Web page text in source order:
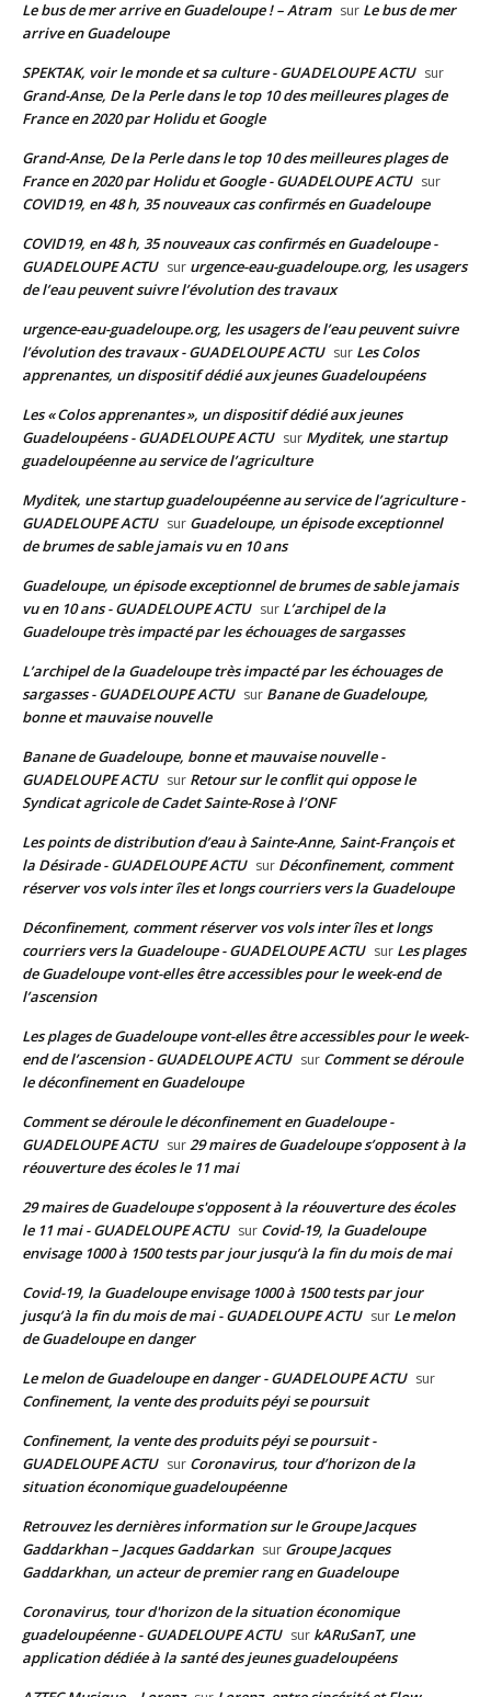
Le bus de mer arrive en Guadeloupe ! – Atram sur Le bus de mer
arrive en Guadeloupe
SPEKTAK, voir le monde et sa culture - GUADELOUPE ACTU sur
Grand-Anse, De la Perle dans le top 10 des meilleures plages de
France en 2020 par Holidu et Google
Grand-Anse, De la Perle dans le top 10 des meilleures plages de
France en 2020 par Holidu et Google - GUADELOUPE ACTU sur
COVID19, en 48 h, 35 nouveaux cas confirmés en Guadeloupe
COVID19, en 48 h, 35 nouveaux cas confirmés en Guadeloupe -
GUADELOUPE ACTU sur urgence-eau-guadeloupe.org, les usagers
de l’eau peuvent suivre l’évolution des travaux
urgence-eau-guadeloupe.org, les usagers de l’eau peuvent suivre
l’évolution des travaux - GUADELOUPE ACTU sur Les Colos
apprenantes, un dispositif dédié aux jeunes Guadeloupéens
Les « Colos apprenantes », un dispositif dédié aux jeunes
Guadeloupéens - GUADELOUPE ACTU sur Myditek, une startup
guadeloupéenne au service de l’agriculture
Myditek, une startup guadeloupéenne au service de l’agriculture -
GUADELOUPE ACTU sur Guadeloupe, un épisode exceptionnel
de brumes de sable jamais vu en 10 ans
Guadeloupe, un épisode exceptionnel de brumes de sable jamais
vu en 10 ans - GUADELOUPE ACTU sur L’archipel de la
Guadeloupe très impacté par les échouages de sargasses
L’archipel de la Guadeloupe très impacté par les échouages de
sargasses - GUADELOUPE ACTU sur Banane de Guadeloupe,
bonne et mauvaise nouvelle
Banane de Guadeloupe, bonne et mauvaise nouvelle -
GUADELOUPE ACTU sur Retour sur le conflit qui oppose le
Syndicat agricole de Cadet Sainte-Rose à l’ONF
Les points de distribution d’eau à Sainte-Anne, Saint-François et
la Désirade - GUADELOUPE ACTU sur Déconfinement, comment
réserver vos vols inter îles et longs courriers vers la Guadeloupe
Déconfinement, comment réserver vos vols inter îles et longs
courriers vers la Guadeloupe - GUADELOUPE ACTU sur Les plages
de Guadeloupe vont-elles être accessibles pour le week-end de
l’ascension
Les plages de Guadeloupe vont-elles être accessibles pour le week-
end de l’ascension - GUADELOUPE ACTU sur Comment se déroule
le déconfinement en Guadeloupe
Comment se déroule le déconfinement en Guadeloupe -
GUADELOUPE ACTU sur29 maires de Guadeloupe s’opposent à la
réouverture des écoles le 11 mai
29 maires de Guadeloupe s'opposent à la réouverture des écoles
le 11 mai - GUADELOUPE ACTU sur Covid-19, la Guadeloupe
envisage 1000 à 1500 tests par jour jusqu’à la fin du mois de mai
Covid-19, la Guadeloupe envisage 1000 à 1500 tests par jour
jusqu’à la fin du mois de mai - GUADELOUPE ACTU sur Le melon
de Guadeloupe en danger
Le melon de Guadeloupe en danger - GUADELOUPE ACTU sur
Confinement, la vente des produits péyi se poursuit
Confinement, la vente des produits péyi se poursuit -
GUADELOUPE ACTU sur Coronavirus, tour d’horizon de la
situation économique guadeloupéenne
Retrouvez les dernières information sur le Groupe Jacques
Gaddarkhan – Jacques Gaddarkan sur Groupe Jacques
Gaddarkhan, un acteur de premier rang en Guadeloupe
Coronavirus, tour d'horizon de la situation économique
guadeloupéenne - GUADELOUPE ACTU sur kARuSanT, une
application dédiée à la santé des jeunes guadeloupéens